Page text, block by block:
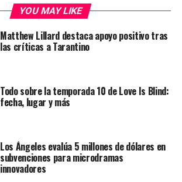
YOU MAY LIKE
Matthew Lillard destaca apoyo positivo tras
las críticas a Tarantino
Todo sobre la temporada 10 de Love Is Blind:
fecha, lugar y más
Los Ángeles evalúa 5 millones de dólares en
subvenciones para microdramas
innovadores